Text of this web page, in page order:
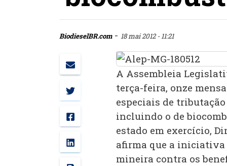
BiodieselBR.com- 18 mai 2012 - 11:21
A Assembleia
terça-feira, onze
especiais de
incluindo o de
estado em exercício,
afirma que a iniciativa
mineira contra os